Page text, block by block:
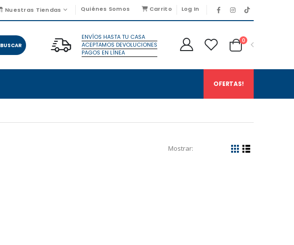
Nuestras Tiendas Quiénes Somos Carrito Log In
BUSCAR
ENVÍOS HASTA TU CASA
ACEPTAMOS DEVOLUCIONES
PAGOS EN LÍNEA
0
OFERTAS!
Mostrar: